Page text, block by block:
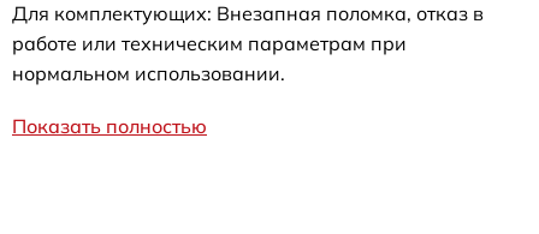
Для комплектующих: Внезапная поломка, отказ в
работе или техническим параметрам при
нормальном использовании.
Показать полностью